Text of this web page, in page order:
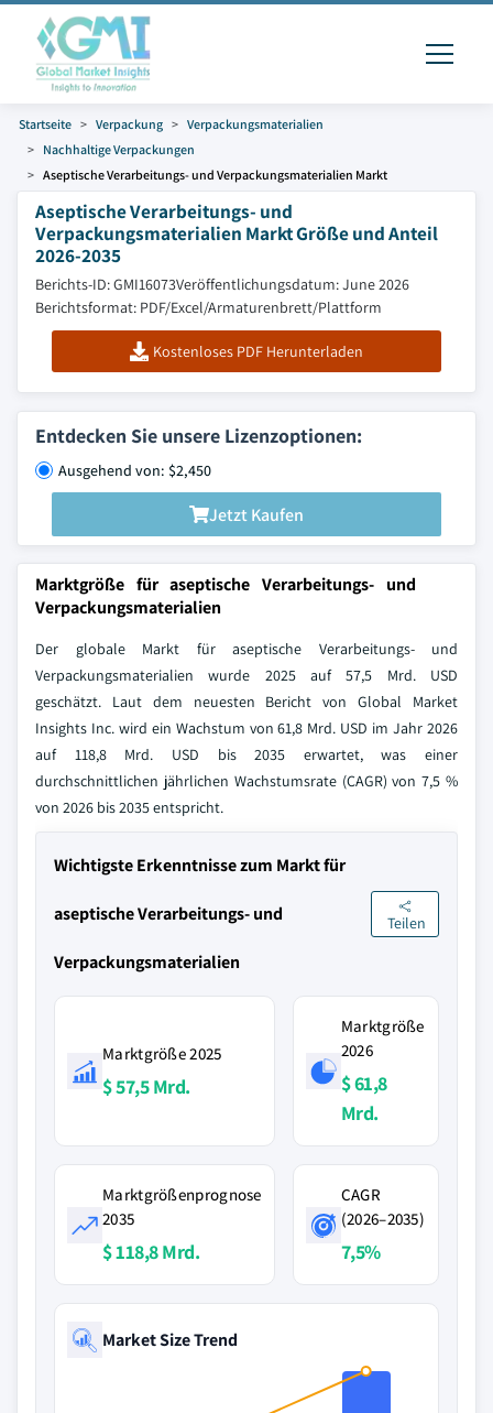
Startseite Verpackung
Verpackungsmaterialien
Nachhaltige Verpackungen
Aseptische Verarbeitungs- und Verpackungsmaterialien Markt
Aseptische Verarbeitungs- und
Verpackungsmaterialien Markt Größe und Anteil
2026-2035
Berichts-ID: GMI16073Veröffentlichungsdatum: June 2026
Berichtsformat: PDF/Excel/Armaturenbrett/Plattform
Kostenloses PDF Herunterladen
Entdecken Sie unsere Lizenzoptionen:
Ausgehend von: $2,450
Jetzt Kaufen
Marktgröße für aseptische Verarbeitungs- und
Verpackungsmaterialien
Der globale Markt für aseptische Verarbeitungs- und
Verpackungsmaterialien wurde 2025 auf 57,5 Mrd. USD
geschätzt. Laut dem neuesten Bericht von Global Market
Insights Inc. wird ein Wachstum von 61,8 Mrd. USD im Jahr 2026
auf 118,8 Mrd. USD bis 2035 erwartet, was einer
durchschnittlichen jährlichen Wachstumsrate (CAGR) von 7,5 %
von 2026 bis 2035 entspricht.
Wichtigste Erkenntnisse zum Markt für
aseptische Verarbeitungs- und
Verpackungsmaterialien
Teilen
Marktgröße 2025
$ 57,5 Mrd.
Marktgröße
2026
$ 61,8
Mrd.
Marktgrößenprognose
2035
$ 118,8 Mrd.
CAGR
(2026–2035)
7,5%
Market Size Trend